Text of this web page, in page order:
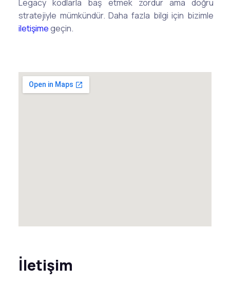
Legacy kodlarla baş etmek zordur ama doğru
stratejiyle mümkündür. Daha fazla bilgi için bizimle
iletişimegeçin.
İletişim